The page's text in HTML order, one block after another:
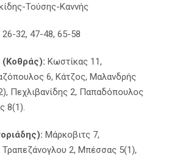
Τούσης-Καννής
26-32, 47-48, 65-58
(Κοθράς): Κωστίκας 11,
6, Κάτζος, Μαλανδρής
Πεχλιβανίδης 2, Παπαδόπουλος
8(1).
Μάρκοβιτς 7,
2, Μπέσσας 5(1),